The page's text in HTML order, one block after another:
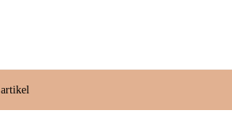
artikel